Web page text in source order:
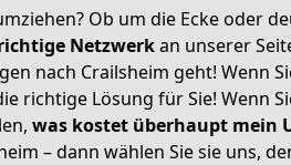
Ob um die Ecke oder
Netzwerkan unserer
nach Crailsheim geht! Wenn
richtige Lösung für Sie! Wenn
was kostet überhaupt mein
– dann wählen Sie sie uns,